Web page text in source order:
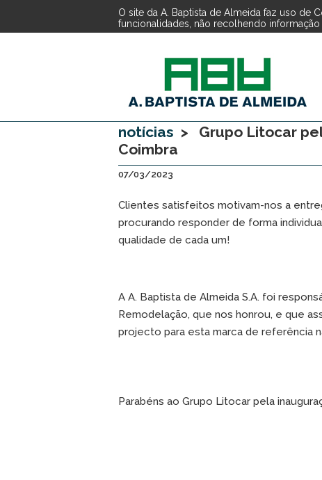
O site da A. Baptista de Almeida faz uso de
funcionalidades, não recolhendo
notícias > Grupo Litocar
Coimbra
07/03/2023
Clientes satisfeitos motivam-nos a
procurando responder de forma
qualidade de cada um!
A A. Baptista de Almeida S.A. foi
Remodelação, que nos honrou, e que
projecto para esta marca de referência
Parabéns ao Grupo Litocar pela